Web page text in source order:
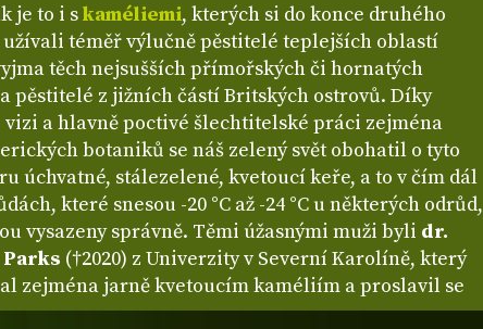
je to i skaméliemi, kterých si do konce druhého
téměř výlučně pěstitelé teplejších oblastí
těch nejsušších přímořských či hornatých
pěstitelé z jižních částí Britských ostrovů. Díky
vizi a hlavně poctivé šlechtitelské práci zejména
botaniků se náš zelený svět obohatil o tyto
úchvatné, stálezelené, kvetoucí keře, a to v čím dál
které snesou -20 °C až -24 °C u některých odrůd,
vysazeny správně. Těmi úžasnými muži byli dr.
(†2020) z Univerzity v Severní Karolíně, který
zejména jarně kvetoucím kaméliím a proslavil se